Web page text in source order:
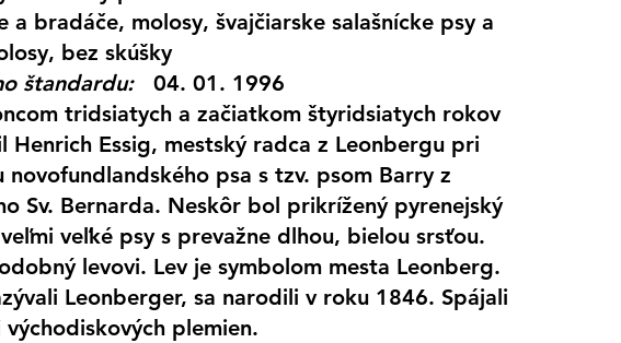
bradáče, molosy, švajčiarske salašnícke psy a
bez skúšky
štandardu: 04. 01. 1996
tridsiatych a začiatkom štyridsiatych rokov
Essig, mestský radca z Leonbergu pri
psa s tzv. psom Barry z
Sv. Bernarda. Neskôr bol prikrížený pyrenejský
veľké psy s prevažne dlhou, bielou srsťou.
levovi. Lev je symbolom mesta Leonberg.
Leonberger, sa narodili v roku 1846. Spájali
plemien.